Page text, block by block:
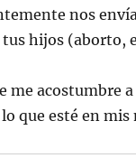
nos
hijos (aborto,
me acostumbre
que esté en mis